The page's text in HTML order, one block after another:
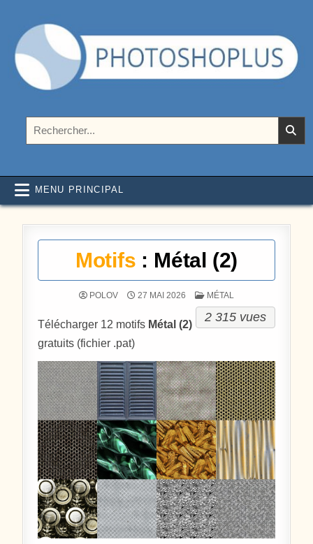
Photoshoplus
MENU PRINCIPAL
Motifs : Métal (2)
POLOV 27 MAI 2026 POSTÉ DANS
MÉTAL
2 315 vues
Télécharger 12 motifs Métal (2)
gratuits (fichier .pat)